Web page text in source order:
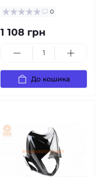
0
1 108 грн
До кошика